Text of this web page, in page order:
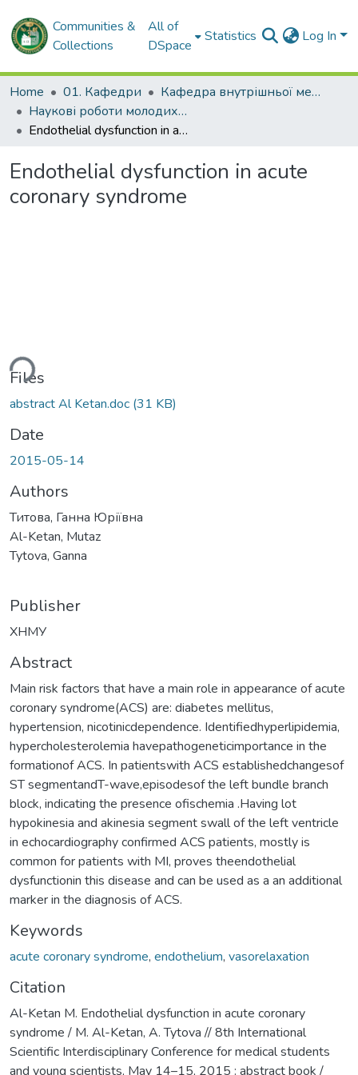
Communities &
Collections
All of
DSpace
Statistics Log In
Home 01. Кафедри
Кафедра внутрішньої медицини № 2 і клінічної імунології та алергології імені академіка Л.Т. Малої
Наукові роботи молодих дослідників та кваліфікаційні роботи. Кафедра внутрішньої медицини № 2 і клінічної імунології та алергології ім. ак. Л.Т. Малої
Endothelial dysfunction in acute coronary syndrome
Endothelial dysfunction in acute
coronary syndrome
Files
abstract Al Ketan.doc (31 KB)
Date
2015-05-14
Authors
Титова, Ганна Юріївна
Al-Ketan, Mutaz
Tytova, Ganna
Publisher
ХНМУ
Abstract
Main risk factors that have a main role in appearance of acute
coronary syndrome(ACS) are: diabetes mellitus,
hypertension, nicotinicdependence. Identifiedhyperlipidemia,
hypercholesterolemia havepathogeneticimportance in the
formationof ACS. In patientswith ACS establishedchangesof
ST segmentandT-wave,episodesof the left bundle branch
block, indicating the presence ofischemia .Having lot
hypokinesia and akinesia segment swall of the left ventricle
in echocardiography confirmed ACS patients, mostly is
common for patients with MI, proves theendothelial
dysfunctionin this disease and can be used as a an additional
marker in the diagnosis of ACS.
Keywords
acute coronary syndrome, endothelium, vasorelaxation
Citation
Al-Ketan M. Endothelial dysfunction in acute coronary
syndrome / M. Al-Ketan, A. Tytova // 8th International
Scientific Interdisciplinary Conference for medical students
and young scientists, May 14–15, 2015 : abstract book /